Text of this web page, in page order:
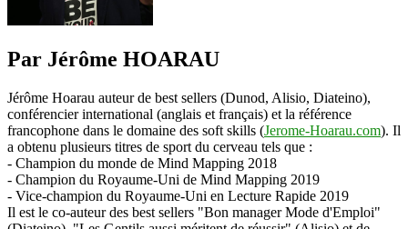
Par Jérôme HOARAU
Jérôme Hoarau auteur de best sellers (Dunod, Alisio, Diateino),
conférencier international (anglais et français) et la référence
francophone dans le domaine des soft skills (Jerome-Hoarau.com). Il
a obtenu plusieurs titres de sport du cerveau tels que :
- Champion du monde de Mind Mapping 2018
- Champion du Royaume-Uni de Mind Mapping 2019
- Vice-champion du Royaume-Uni en Lecture Rapide 2019
Il est le co-auteur des best sellers "Bon manager Mode d'Emploi"